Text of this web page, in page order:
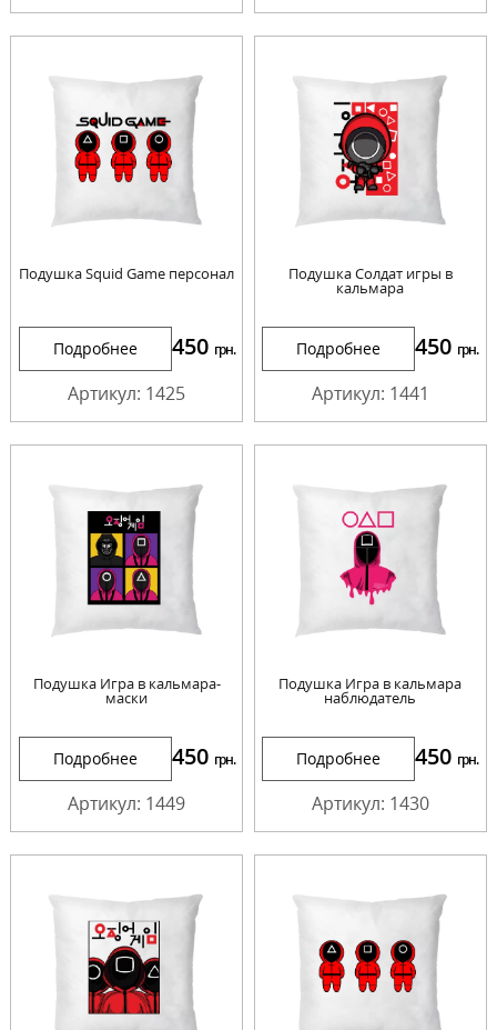
Подушка Squid Game персонал
Подробнее 450 грн.
Артикул: 1425
Подушка Солдат игры в
кальмара
Подробнее 450 грн.
Артикул: 1441
Подушка Игра в кальмара-
маски
Подробнее 450 грн.
Артикул: 1449
Подушка Игра в кальмара
наблюдатель
Подробнее 450 грн.
Артикул: 1430